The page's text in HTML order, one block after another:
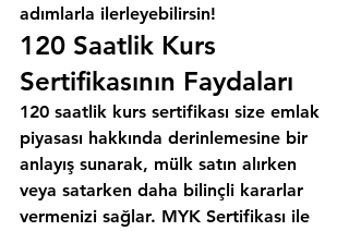
adımlarla ilerleyebilirsin!
120 Saatlik Kurs
Sertifikasının Faydaları
120 saatlik kurs sertifikası size emlak
piyasası hakkında derinlemesine bir
anlayış sunarak, mülk satın alırken
veya satarken daha bilinçli kararlar
vermenizi sağlar. MYK Sertifikası ile